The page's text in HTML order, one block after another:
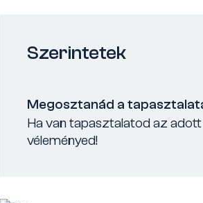
Szerintetek
Megosztanád a
Ha van tapasztalatod az
véleményed!